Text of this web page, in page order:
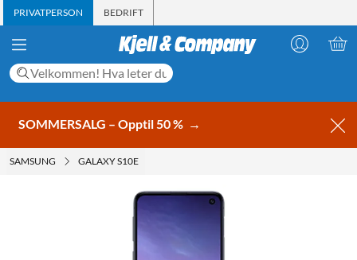
PRIVATPERSON BEDRIFT
SOMMERSALG – Opptil 50 % →
SAMSUNG GALAXY S10E